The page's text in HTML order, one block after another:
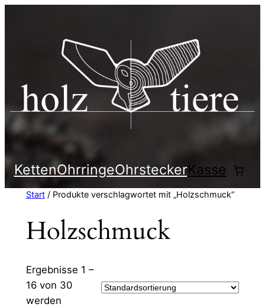
KettenOhrringeOhrsteckerKasse
Start/ Produkte verschlagwortet mit „Holzschmuck“
Holzschmuck
Ergebnisse 1 –
16 von 30
werden